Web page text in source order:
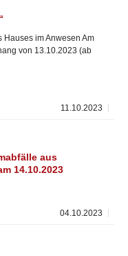
im Anwesen Am
von 13.10.2023 (ab
11.10.2023
aus
14.10.2023
04.10.2023